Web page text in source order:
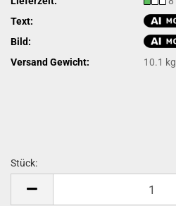
Text:
Bild:
Versand Gewicht:
10.1
Stück: